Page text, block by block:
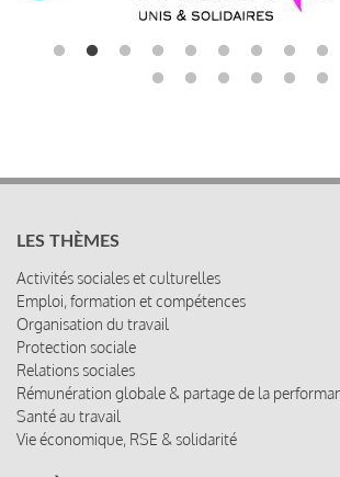
LES THÈMES
Activités sociales et culturelles
Emploi, formation et compétences
Organisation du travail
Protection sociale
Relations sociales
Rémunération globale & partage de la
Santé au travail
Vie économique, RSE & solidarité